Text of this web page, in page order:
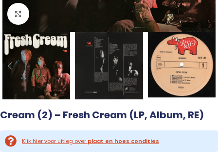
Click to enlarge
Cream (2) – Fresh Cream (LP, Album, RE)
Klik hier voor uitleg over plaat en hoes condities